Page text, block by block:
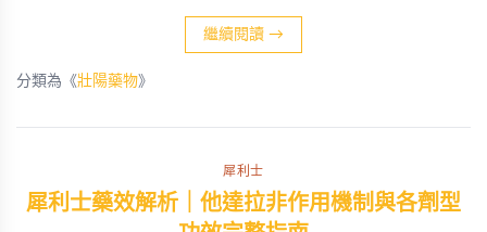
繼續閱讀 →
分類為《壯陽藥物》
犀利士
犀利士藥效解析｜他達拉非作用機制與各劑型